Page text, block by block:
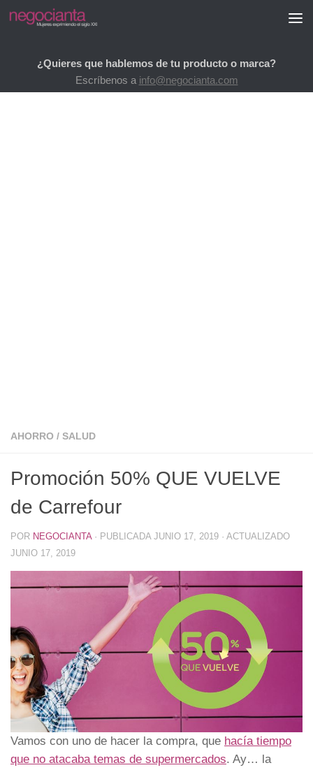
Saltar al contenido
¿Quieres que hablemos de tu producto o marca?
Escríbenos a info@negocianta.com
AHORRO / SALUD
Promoción 50% QUE VUELVE
de Carrefour
POR NEGOCIANTA · PUBLICADA JUNIO 17, 2019 · ACTUALIZADO
JUNIO 17, 2019
Vamos con uno de hacer la compra, que hacía tiempo
que no atacaba temas de supermercados. Ay… la